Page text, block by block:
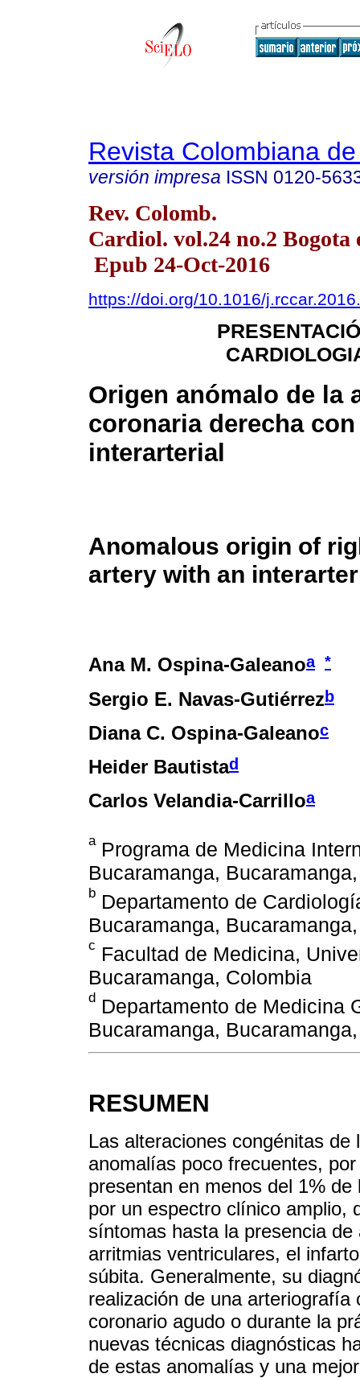
Revista Colombiana
versión impresa ISSN 0120-
Rev. Colomb.
Cardiol. vol.24 no.2 Bogota
Epub 24-Oct-2016
https://doi.org/10.1016/
Origen anómalo de la
coronaria derecha
interarterial
Anomalous origin of
artery with an
Ana M. Ospina-Galeanoa *
Sergio E. Navas-Gutiérrezb
Diana C. Ospina-Galeanoc
Heider Bautistad
Carlos Velandia-Carrilloa
aPrograma de Medicina
Bucaramanga,
b Departamento de
Bucaramanga,
c Facultad de Medicina,
Bucaramanga, Colombia
d Departamento de Medicina
Bucaramanga,
RESUMEN
Las alteraciones congénitas
anomalías poco frecuentes,
presentan en menos del 1%
por un espectro clínico amplio,
síntomas hasta la presencia
arritmias ventriculares, el
súbita. Generalmente, su
realización de una
coronario agudo o durante la
nuevas técnicas diagnósticas
de estas anomalías y una